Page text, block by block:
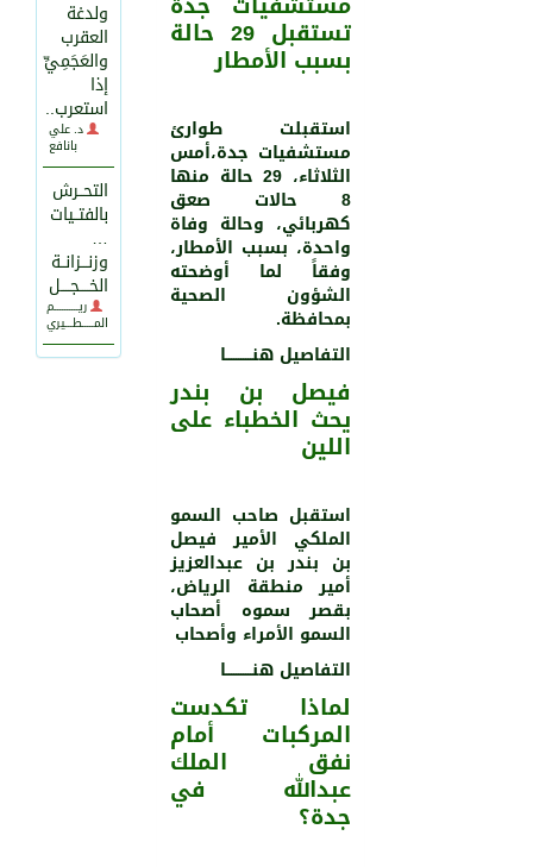
2251 0
ولدغة
العقرب
والعَجَمِيِّ
إذا
استعرب..
د. علي
بانافع
التحــرش
بالفتــيات
…
وزنـــزانــة
الخــــجــــل
ريــــــــــم
المـــــطـــيري
تستقبل 29 حالة
بسبب الأمطار
استقبلت طوارئ
مستشفيات جدة،أمس
الثلاثاء، 29 حالة منها
8 حالات صعق
كهربائي، وحالة وفاة
واحدة، بسبب الأمطار،
وفقاً لما أوضحته
الشؤون الصحية
بمحافظة.
التفاصيل هنـــــــــــا
فيصل بن بندر
يحث الخطباء على
اللين
استقبل صاحب السمو
الملكي الأمير فيصل
بن بندر بن عبدالعزيز
أمير منطقة الرياض،
بقصر سموه أصحاب
السمو الأمراء وأصحاب
التفاصيل هنـــــــــــا
لماذا تكدست
المركبات أمام
نفق الملك
عبدالله في
جدة؟